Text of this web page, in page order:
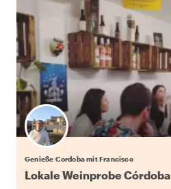
Genieße Cordoba mit Francisco
Lokale Weinprobe Córdoba